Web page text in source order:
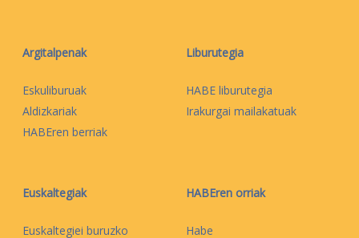
Argitalpenak
Eskuliburuak
Aldizkariak
HABEren berriak
Liburutegia
HABE liburutegia
Irakurgai mailakatuak
Euskaltegiak
Euskaltegiei buruzko
HABEren orriak
Habe